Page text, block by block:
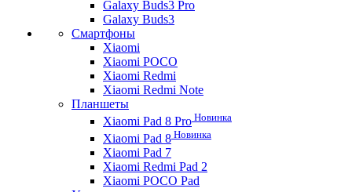
Galaxy Buds3 Pro
Galaxy Buds3
Смартфоны
Xiaomi
Xiaomi POCO
Xiaomi Redmi
Xiaomi Redmi Note
Планшеты
Xiaomi Pad 8 Pro Новинка
Xiaomi Pad 8 Новинка
Xiaomi Pad 7
Xiaomi Redmi Pad 2
Xiaomi POCO Pad